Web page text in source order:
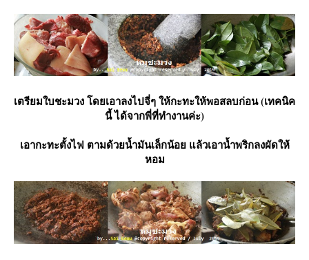
เตรียมใบชะมวง โดยเอาลงไปจี่ๆ ให้กะทะให้พอสลบก่อน (เทคนิค
นี้ ได้จากพี่ที่ทำงานค่ะ)
เอากะทะตั้งไฟ ตามด้วยน้ำมันเล็กน้อย แล้วเอาน้ำพริกลงผัดให้
หอม